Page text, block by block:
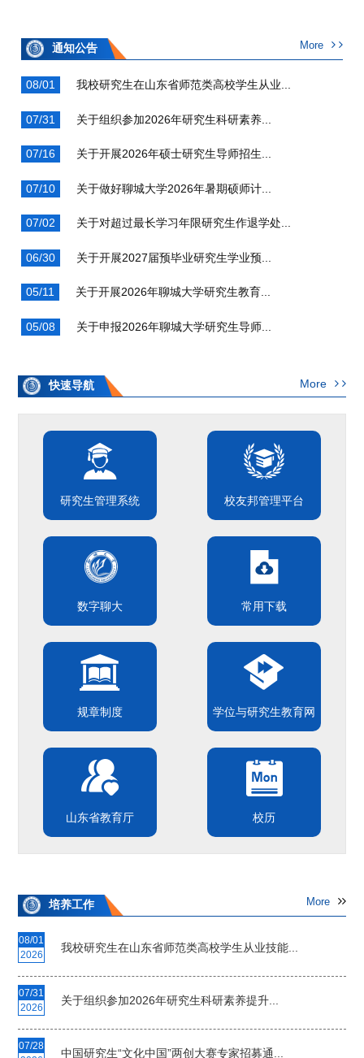
通知公告 More
08/01 我校研究生在山东省师范类高校学生从业...
07/31 关于组织参加2026年研究生科研素养...
07/16 关于开展2026年硕士研究生导师招生...
07/10 关于做好聊城大学2026年暑期硕师计...
07/02 关于对超过最长学习年限研究生作退学处...
06/30 关于开展2027届预毕业研究生学业预...
05/11 关于开展2026年聊城大学研究生教育...
05/08 关于申报2026年聊城大学研究生导师...
快速导航 More
研究生管理系统 校友邦管理平台
数字聊大 常用下载
规章制度 学位与研究生教育网
山东省教育厅 校历
培养工作 More
08/01
2026
我校研究生在山东省师范类高校学生从业技能...
07/31
2026
关于组织参加2026年研究生科研素养提升...
07/28
中国研究生“文化中国”两创大赛专家招募通...